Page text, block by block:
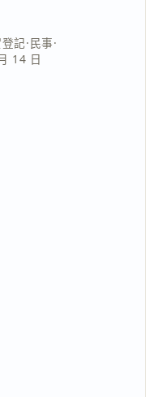
記·民事·
14 日